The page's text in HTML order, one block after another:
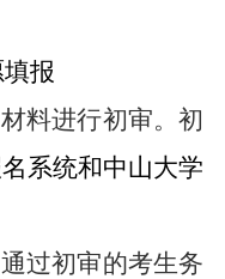
报
料进行初审。初
系统和中山大学
过初审的考生务